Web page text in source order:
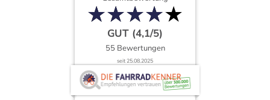
★★★★★
★★★★★
GUT (4,1/5)
55 Bewertungen
seit 25.08.2025